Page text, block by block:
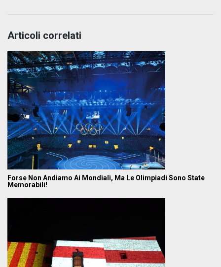
Articoli correlati
Forse Non Andiamo Ai Mondiali, Ma Le Olimpiadi Sono State
Memorabili!